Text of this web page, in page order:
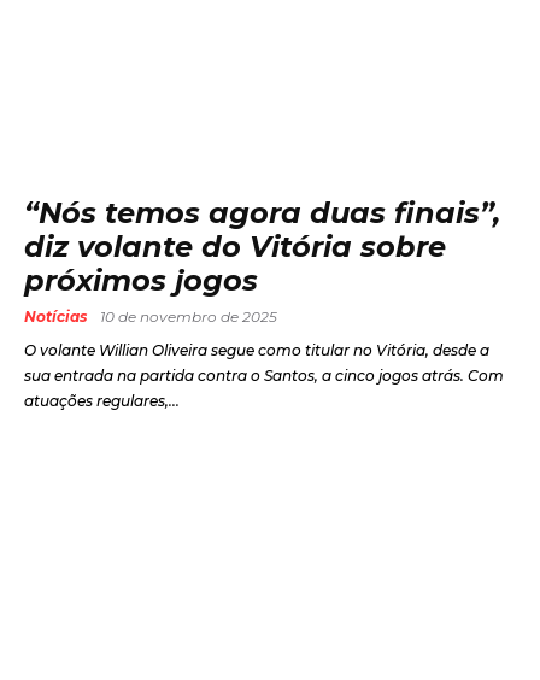
“Nós temos agora duas finais”,
diz volante do Vitória sobre
próximos jogos
Notícias
10 de novembro de 2025
O volante Willian Oliveira segue como titular no Vitória, desde a
sua entrada na partida contra o Santos, a cinco jogos atrás. Com
atuações regulares,...